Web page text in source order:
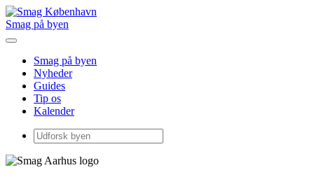
Smag på byen
Smag på byen
Nyheder
Guides
Tip os
Kalender